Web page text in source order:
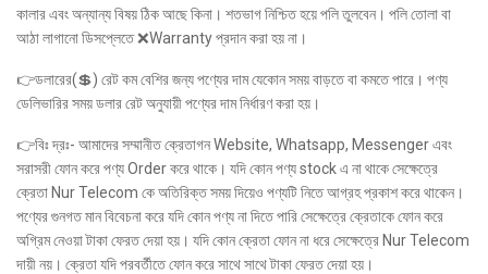
কালার এবং অন্যান্য বিষয় ঠিক আছে কিনা। শতভাগ নিশ্চিত হয়ে পলি তুলবেন। পলি তোলা বা
আঠা লাগানো ডিসপ্লেতে ❌Warranty প্রদান করা হয় না।
👉ডলারের(💲) রেট কম বেশির জন্য পণ্যের দাম যেকোন সময় বাড়তে বা কমতে পারে। পণ্য
ডেলিভারির সময় ডলার রেট অনুযায়ী পণ্যের দাম নির্ধারণ করা হয়।
👉বিঃ দ্রঃ- আমাদের সম্মানীত ক্রেতাগন Website, Whatsapp, Messenger এবং
সরাসরী ফোন করে পণ্য Order করে থাকে। যদি কোন পণ্য stock এ না থাকে সেক্ষেত্রে
ক্রেতা Nur Telecom কে অতিরিক্ত সময় দিয়েও পণ্যটি নিতে আগ্রহ প্রকাশ করে থাকেন।
পণ্যের গুনগত মান বিবেচনা করে যদি কোন পণ্য না দিতে পারি সেক্ষেত্রে ক্রেতাকে ফোন করে
অগ্রিম নেওয়া টাকা ফেরত দেয়া হয়। যদি কোন ক্রেতা ফোন না ধরে সেক্ষেত্রে Nur Telecom
দায়ী নয়। ক্রেতা যদি পরবর্তীতে ফোন করে সাথে সাথে টাকা ফেরত দেয়া হয়।